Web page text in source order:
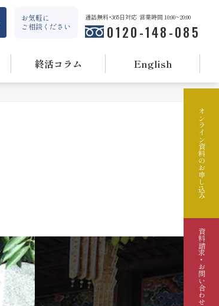
お気軽に
ご相談ください
通話無料・365日対応 営業時間 10:00~20:00
0120-148-085
終活コラム English
オンライン資料のお申し込み
資料請求・お問い合わせ